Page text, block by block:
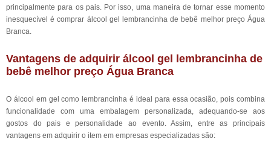
principalmente para os pais. Por isso, uma maneira de tornar esse momento
inesquecível é comprar álcool gel lembrancinha de bebê melhor preço Água
Branca.
Vantagens de adquirir álcool gel lembrancinha de
bebê melhor preço Água Branca
O álcool em gel como lembrancinha é ideal para essa ocasião, pois combina
funcionalidade com uma embalagem personalizada, adequando-se aos
gostos do pais e personalidade ao evento. Assim, entre as principais
vantagens em adquirir o item em empresas especializadas são: